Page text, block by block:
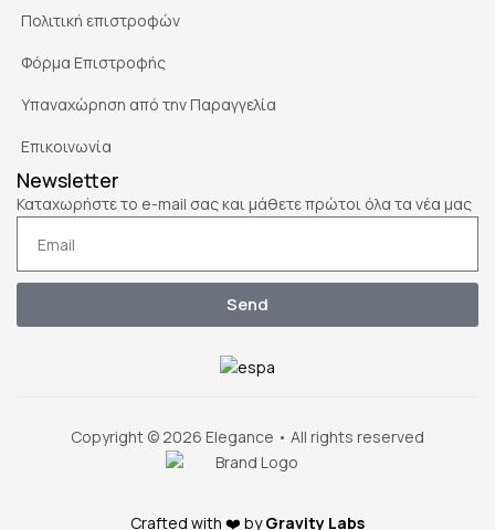
Πολιτική επιστροφών
Φόρμα Επιστροφής
Υπαναχώρηση από την Παραγγελία
Επικοινωνία
Newsletter
Καταχωρήστε το e-mail σας και μάθετε πρώτοι όλα τα νέα μας
Send
Copyright © 2026 Elegance • All rights reserved
Crafted with ❤️ byGravity Labs